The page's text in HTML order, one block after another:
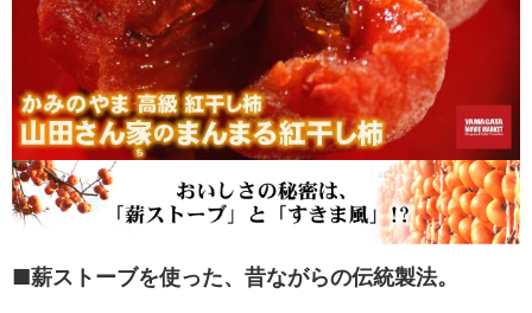
■薪ストーブを使った、昔ながらの伝統製法。